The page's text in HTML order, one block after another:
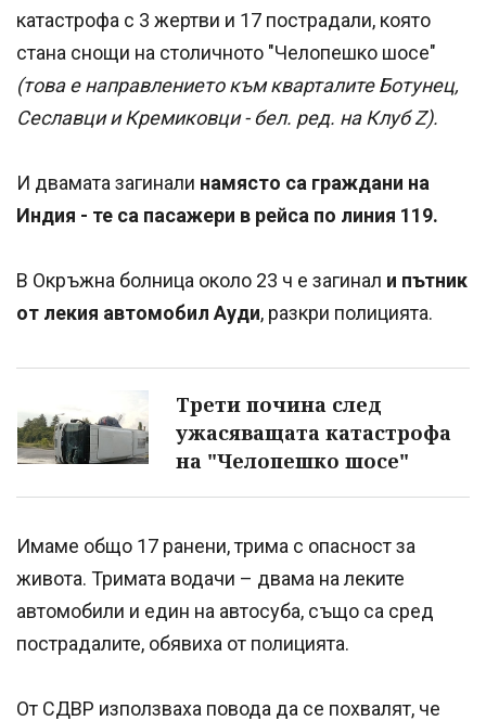
катастрофа с 3 жертви и 17 пострадали, която
стана снощи на столичното "Челопешко шосе"
(това е направлението към кварталите Ботунец,
Сеславци и Кремиковци - бел. ред. на Клуб Z).
И двамата загинали намясто са граждани на
Индия - те са пасажери в рейса по линия 119.
В Окръжна болница около 23 ч е загинал и пътник
от лекия автомобил Ауди, разкри полицията.
Трети почина след
ужасяващата катастрофа
на "Челопешко шосе"
Имаме общо 17 ранени, трима с опасност за
живота. Тримата водачи – двама на леките
автомобили и един на автосуба, също са сред
пострадалите, обявиха от полицията.
От СДВР използваха повода да се похвалят, че